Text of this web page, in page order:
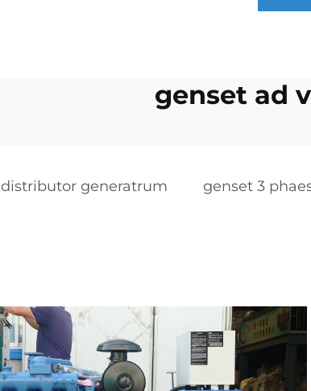
genset ad
distributor generatrum genset 3